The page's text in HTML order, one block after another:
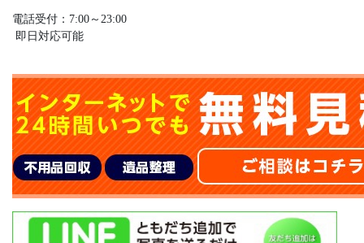
電話受付：7:00～23:00
即日対応可能